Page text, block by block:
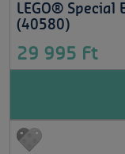
LEGO® Special
(40580)
29 995 Ft